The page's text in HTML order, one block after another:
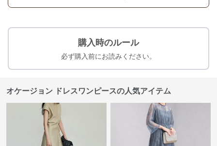
購入時のルール
必ず購入前にお読みください。
オケージョン ドレスワンピースの人気アイテム